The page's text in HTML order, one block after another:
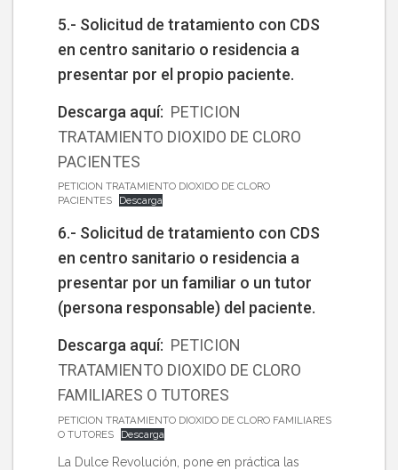
5.- Solicitud de tratamiento con CDS
en centro sanitario o residencia a
presentar por el propio paciente.
Descarga aquí: PETICION
TRATAMIENTO DIOXIDO DE CLORO
PACIENTES
PETICION TRATAMIENTO DIOXIDO DE CLORO
PACIENTES
Descarga
6.- Solicitud de tratamiento con CDS
en centro sanitario o residencia a
presentar por un familiar o un tutor
(persona responsable) del paciente.
Descarga aquí: PETICION
TRATAMIENTO DIOXIDO DE CLORO
FAMILIARES O TUTORES
PETICION TRATAMIENTO DIOXIDO DE CLORO FAMILIARES
O TUTORES
Descarga
La Dulce Revolución , pone en práctica las